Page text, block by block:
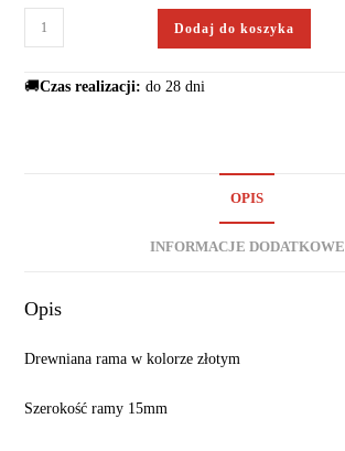
Dodaj do koszyka
🚚Czas realizacji:do 28 dni
OPIS
INFORMACJE DODATKOWE
Opis
Drewniana rama w kolorze złotym
Szerokość ramy 15mm